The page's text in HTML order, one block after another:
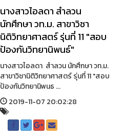
นางสาวไอลดา สำลวน
นักศึกษา วท.ม. สาขาวิชา
นิติวิทยาศาสตร์ รุ่นที่ 11 "สอบ
ป้องกันวิทยานิพนธ์"
นางสาวไอลดา สำลวน นักศึกษา วท.ม.
สาขาวิชานิติวิทยาศาสตร์ รุ่นที่ 11 "สอบ
ป้องกันวิทยานิพนธ ...
2019-11-07 20:02:28